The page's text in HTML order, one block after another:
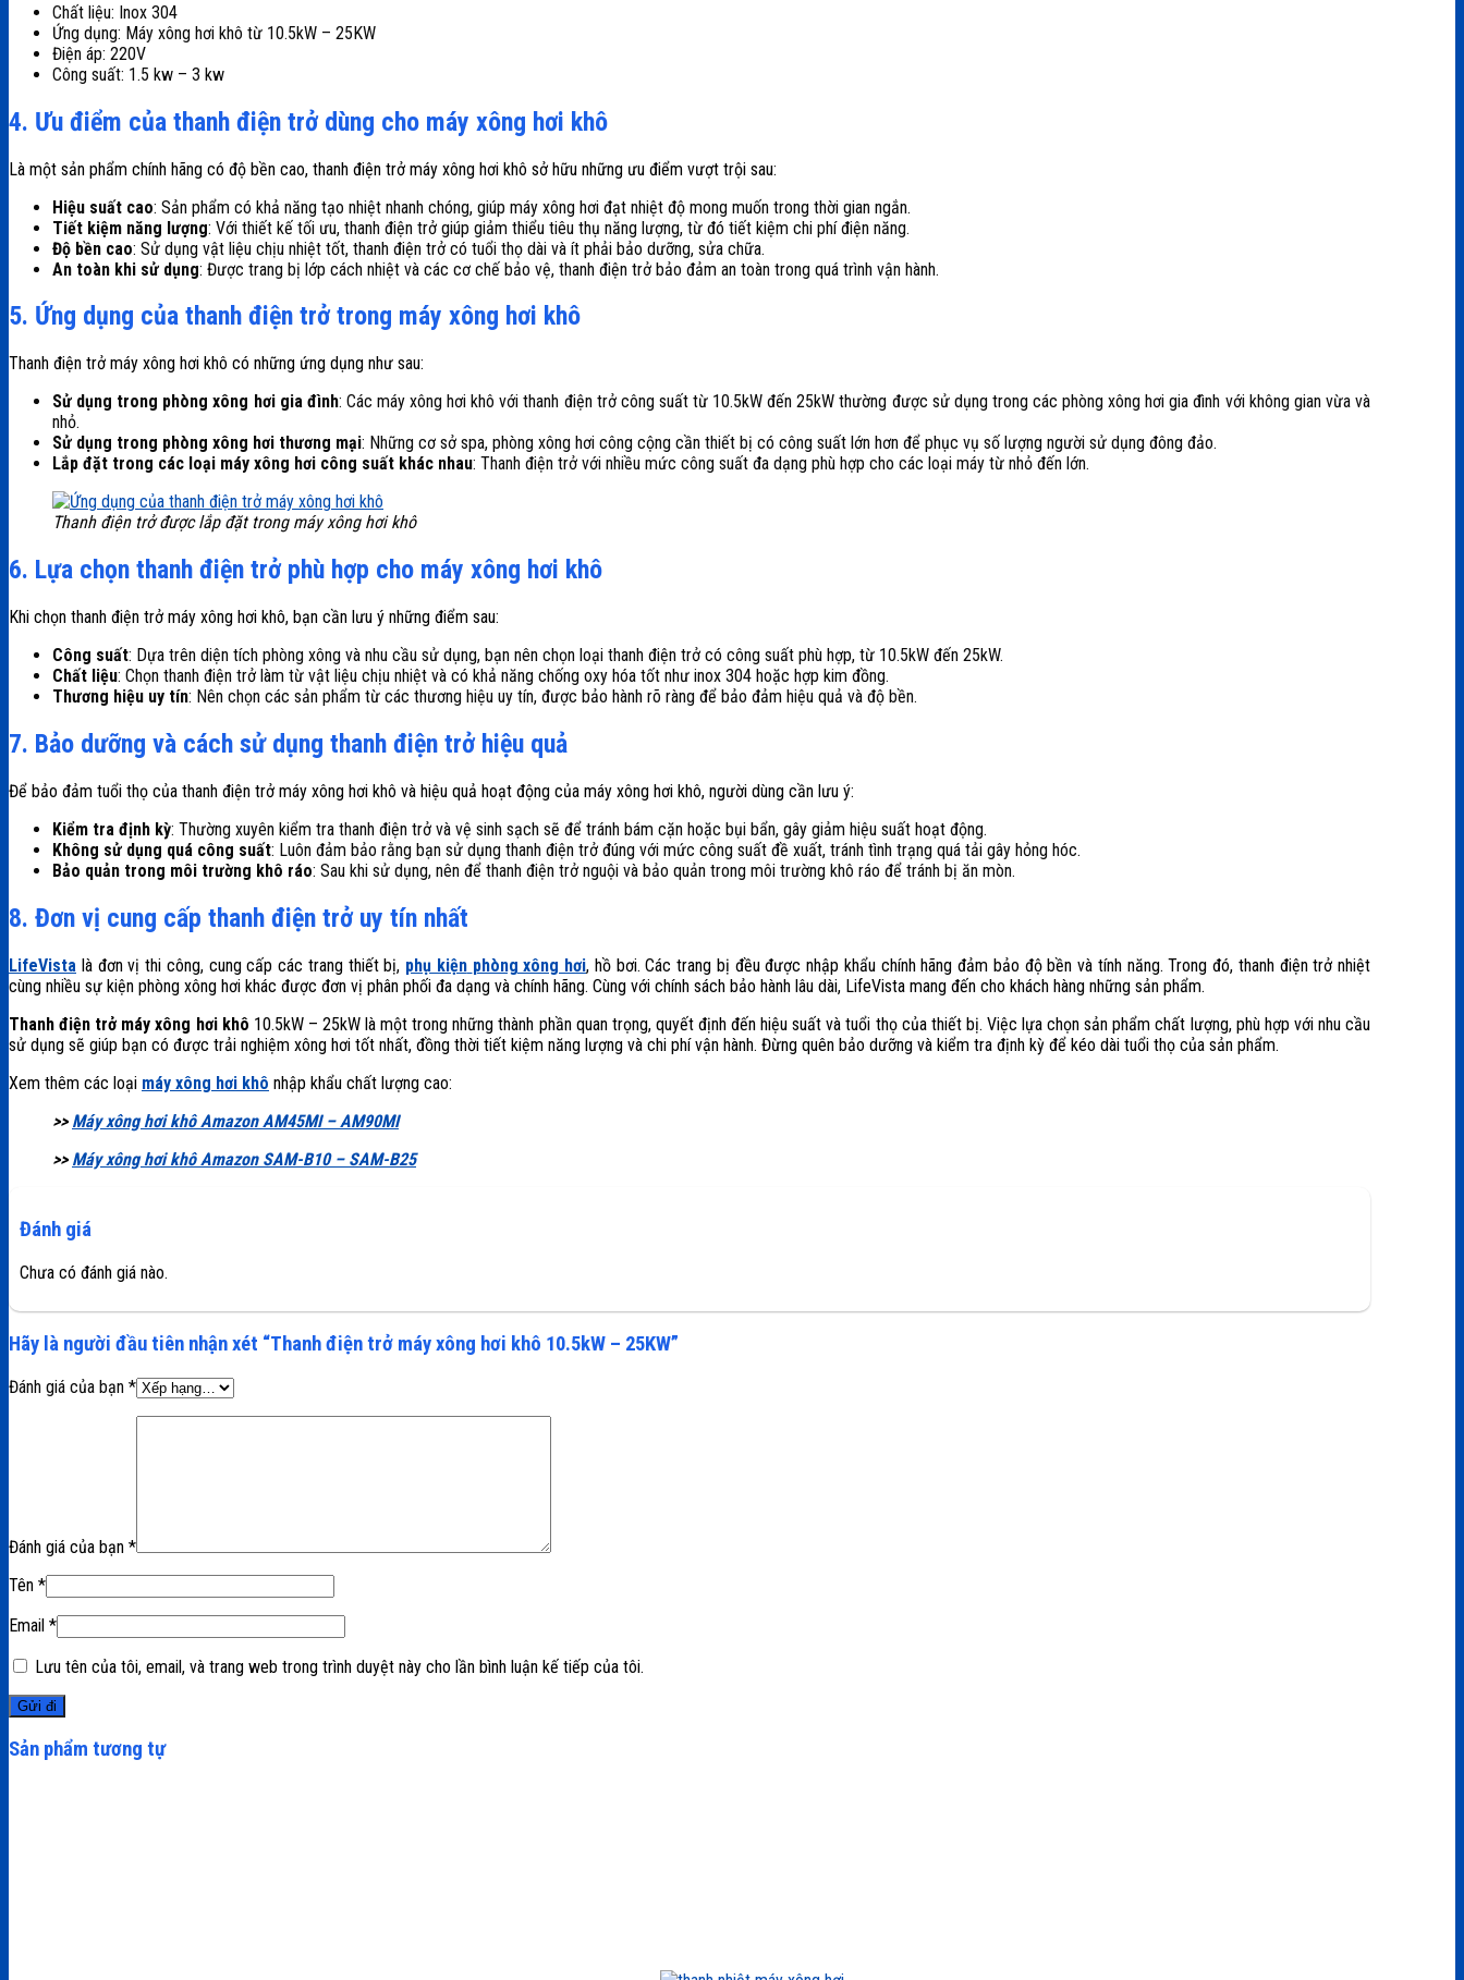
Chất liệu: Inox 304
Ứng dụng: Máy xông hơi khô từ 10.5kW – 25KW
Điện áp: 220V
Công suất: 1.5 kw – 3 kw
4. Ưu điểm của thanh điện trở dùng cho máy xông hơi khô
Là một sản phẩm chính hãng có độ bền cao, thanh điện trở máy xông hơi khô sở hữu những ưu điểm vượt trội sau:
Hiệu suất cao: Sản phẩm có khả năng tạo nhiệt nhanh chóng, giúp máy xông hơi đạt nhiệt độ mong muốn trong thời gian ngắn.
Tiết kiệm năng lượng: Với thiết kế tối ưu, thanh điện trở giúp giảm thiểu tiêu thụ năng lượng, từ đó tiết kiệm chi phí điện năng.
Độ bền cao: Sử dụng vật liệu chịu nhiệt tốt, thanh điện trở có tuổi thọ dài và ít phải bảo dưỡng, sửa chữa.
An toàn khi sử dụng: Được trang bị lớp cách nhiệt và các cơ chế bảo vệ, thanh điện trở bảo đảm an toàn trong quá trình vận hành.
5. Ứng dụng của thanh điện trở trong máy xông hơi khô
Thanh điện trở máy xông hơi khô có những ứng dụng như sau:
Sử dụng trong phòng xông hơi gia đình: Các máy xông hơi khô với thanh điện trở công suất từ 10.5kW đến 25kW thường được sử dụng trong các phòng xông hơi gia đình với không gian vừa và
nhỏ.
Sử dụng trong phòng xông hơi thương mại: Những cơ sở spa, phòng xông hơi công cộng cần thiết bị có công suất lớn hơn để phục vụ số lượng người sử dụng đông đảo.
Lắp đặt trong các loại máy xông hơi công suất khác nhau: Thanh điện trở với nhiều mức công suất đa dạng phù hợp cho các loại máy từ nhỏ đến lớn.
Thanh điện trở được lắp đặt trong máy xông hơi khô
6. Lựa chọn thanh điện trở phù hợp cho máy xông hơi khô
Khi chọn thanh điện trở máy xông hơi khô, bạn cần lưu ý những điểm sau:
Công suất: Dựa trên diện tích phòng xông và nhu cầu sử dụng, bạn nên chọn loại thanh điện trở có công suất phù hợp, từ 10.5kW đến 25kW.
Chất liệu: Chọn thanh điện trở làm từ vật liệu chịu nhiệt và có khả năng chống oxy hóa tốt như inox 304 hoặc hợp kim đồng.
Thương hiệu uy tín: Nên chọn các sản phẩm từ các thương hiệu uy tín, được bảo hành rõ ràng để bảo đảm hiệu quả và độ bền.
7. Bảo dưỡng và cách sử dụng thanh điện trở hiệu quả
Để bảo đảm tuổi thọ của thanh điện trở máy xông hơi khô và hiệu quả hoạt động của máy xông hơi khô, người dùng cần lưu ý:
Kiểm tra định kỳ: Thường xuyên kiểm tra thanh điện trở và vệ sinh sạch sẽ để tránh bám cặn hoặc bụi bẩn, gây giảm hiệu suất hoạt động.
Không sử dụng quá công suất: Luôn đảm bảo rằng bạn sử dụng thanh điện trở đúng với mức công suất đề xuất, tránh tình trạng quá tải gây hỏng hóc.
Bảo quản trong môi trường khô ráo: Sau khi sử dụng, nên để thanh điện trở nguội và bảo quản trong môi trường khô ráo để tránh bị ăn mòn.
8. Đơn vị cung cấp thanh điện trở uy tín nhất
LifeVista là đơn vị thi công, cung cấp các trang thiết bị, phụ kiện phòng xông hơi, hồ bơi. Các trang bị đều được nhập khẩu chính hãng đảm bảo độ bền và tính năng. Trong đó, thanh điện trở nhiệt
cùng nhiều sự kiện phòng xông hơi khác được đơn vị phân phối đa dạng và chính hãng. Cùng với chính sách bảo hành lâu dài, LifeVista mang đến cho khách hàng những sản phẩm.
Thanh điện trở máy xông hơi khô 10.5kW – 25kW là một trong những thành phần quan trọng, quyết định đến hiệu suất và tuổi thọ của thiết bị. Việc lựa chọn sản phẩm chất lượng, phù hợp với nhu cầu
sử dụng sẽ giúp bạn có được trải nghiệm xông hơi tốt nhất, đồng thời tiết kiệm năng lượng và chi phí vận hành. Đừng quên bảo dưỡng và kiểm tra định kỳ để kéo dài tuổi thọ của sản phẩm.
Xem thêm các loại máy xông hơi khô nhập khẩu chất lượng cao:
>> Máy xông hơi khô Amazon AM45MI – AM90MI
>> Máy xông hơi khô Amazon SAM-B10 – SAM-B25
Đánh giá
Chưa có đánh giá nào.
Hãy là người đầu tiên nhận xét “Thanh điện trở máy xông hơi khô 10.5kW – 25KW”
Đánh giá của bạn *
Đánh giá của bạn *
Tên *
Email *
Lưu tên của tôi, email, và trang web trong trình duyệt này cho lần bình luận kế tiếp của tôi.
Sản phẩm tương tự